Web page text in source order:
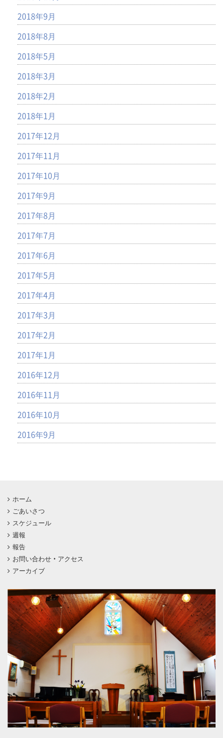
2018年9月
2018年8月
2018年5月
2018年3月
2018年2月
2018年1月
2017年12月
2017年11月
2017年10月
2017年9月
2017年8月
2017年7月
2017年6月
2017年5月
2017年4月
2017年3月
2017年2月
2017年1月
2016年12月
2016年11月
2016年10月
2016年9月
ホーム
ごあいさつ
スケジュール
週報
報告
お問い合わせ・アクセス
アーカイブ